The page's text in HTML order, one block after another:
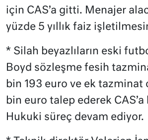
için CAS’a gitti. Menajer
yüzde 5 yıllık faiz
* Silah beyazlıların eski
Boyd sözleşme fesih
bin 193 euro ve ek tazminat
bin euro talep ederek
Hukuki süreç devam ediyor.